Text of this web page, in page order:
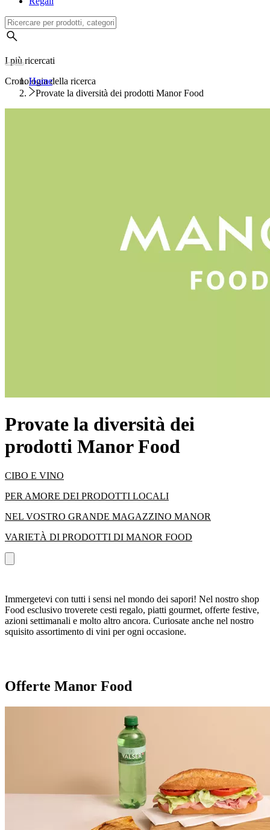
I più ricercati
Cronologia della ricerca
Home
Provate la diversità dei prodotti Manor Food
Provate la diversità dei
prodotti Manor Food
CIBO E VINO
PER AMORE DEI PRODOTTI LOCALI
NEL VOSTRO GRANDE MAGAZZINO MANOR
VARIETÀ DI PRODOTTI DI MANOR FOOD
Immergetevi con tutti i sensi nel mondo dei sapori! Nel nostro shop
Food esclusivo troverete cesti regalo, piatti gourmet, offerte festive,
azioni settimanali e molto altro ancora. Curiosate anche nel nostro
squisito assortimento di vini per ogni occasione.
Offerte Manor Food